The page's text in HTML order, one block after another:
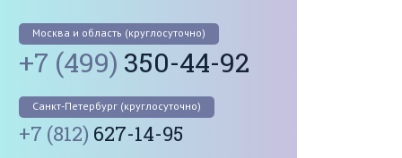
Москва и область (круглосуточно)
+7 (499) 350-44-92
Санкт-Петербург (круглосуточно)
+7 (812) 627-14-95